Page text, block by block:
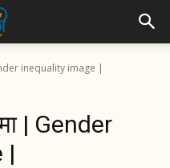
inequality image |
| Gender
|